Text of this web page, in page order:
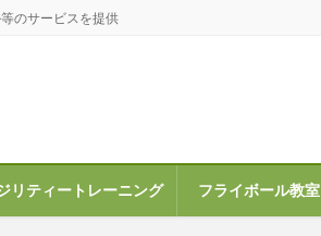
のサービスを提供
リティートレーニング フライボール教室